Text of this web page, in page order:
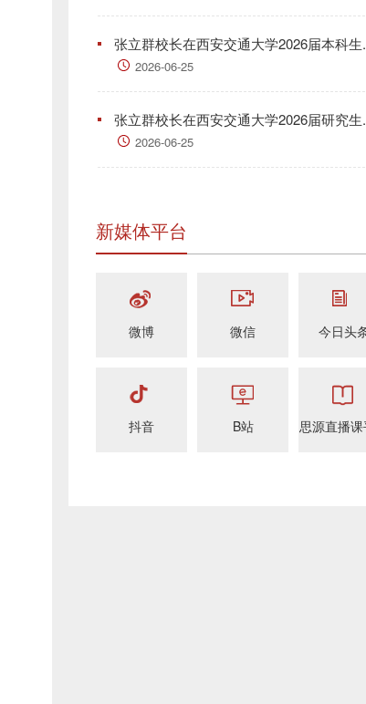
张立群校长在西安交通大学2026届本科生
2026-06-25
张立群校长在西安交通大学2026届研究生
2026-06-25
新媒体平台
微博 微信 今日头
抖音 B站 思源直播